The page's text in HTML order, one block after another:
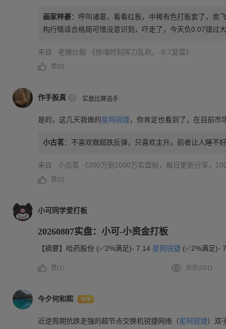
画家梓豪： 呼叫诸葛，看看红板，中稀有色打板套了，卖
构行情适合格局可惜没意识到，吓走了，今天负0.07错过
来自 老猪炒股 《惊魂时刻挥刀乱砍。-8.7复盘》
赞(0)
作手股真 实盘比赛选手
是的，这几天我做的星网锐捷，你肯定也看到了，在目前市
小古茗： 不喜欢做超跌反弹，只喜欢主升。前者让人睡不
来自 小古茗 《200万到1000万实盘帖，每日更新分享，
赞(0)
小可同学爱打板
20260807实盘：小可-小资金打板
【摘要】哈药股份 (✅️2%满足)- 7.14 星网锐捷 (✅️2%满足)-
赞(1) 浏览(201)
今夕何和熙
近逆周期抗跌走强的超节点交换机锐捷网络（星网锐捷）双